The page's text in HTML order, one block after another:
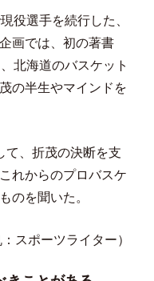
役選手を続行した、
画では、初の著書
北海道のバスケット
の半生やマインドを
、折茂の決断を支
れからのプロバスケ
のを聞いた。
：スポーツライター）